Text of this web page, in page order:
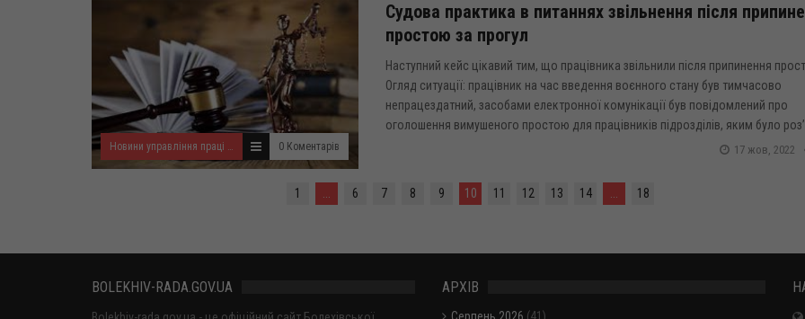
0 Коментарів
Судова практика в питаннях звільнення після
простою за прогул
Наступний кейс цікавий тим, що працівника звільнили після припинення
Огляд ситуації: працівник на час введення воєнного стану був тимчасово
непрацездатний, засобами електронної комунікації був повідомлений про
оголошення вимушеного простою для працівників підрозділів, яким було
17 жов, 2022
1 6 7 8 9 10 11 12 13 14 18
BOLEKHIV-RADA.GOV.UA АРХІВ
Серпень 2026 (41)